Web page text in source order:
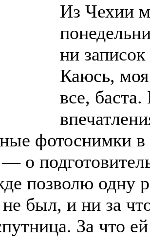
Из Чехии
ни
Каюсь,
все,
фотоснимки
— о
позволю одну
не был, и ни за
За что